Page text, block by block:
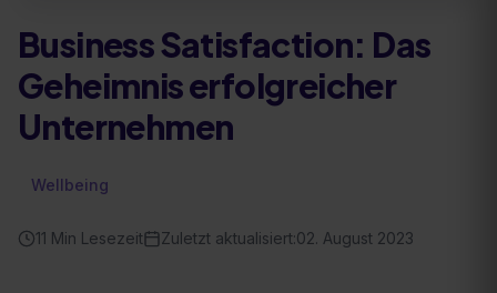
Business Satisfaction: Das
Geheimnis erfolgreicher
Unternehmen
Wellbeing
11 Min Lesezeit Zuletzt aktualisiert:02. August 2023